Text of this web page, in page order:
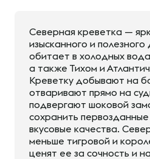
Северная креветка —
изысканного и
обитает в холодных
а также Тихом и
Креветку добывают на
отваривают прямо на
подвергают шоковой
сохранить
вкусовые качества.
меньше тигровой и
ценят ее за сочность и